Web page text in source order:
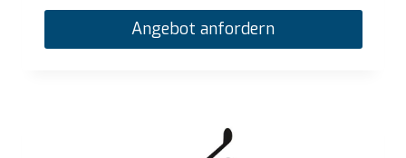
Angebot anfordern